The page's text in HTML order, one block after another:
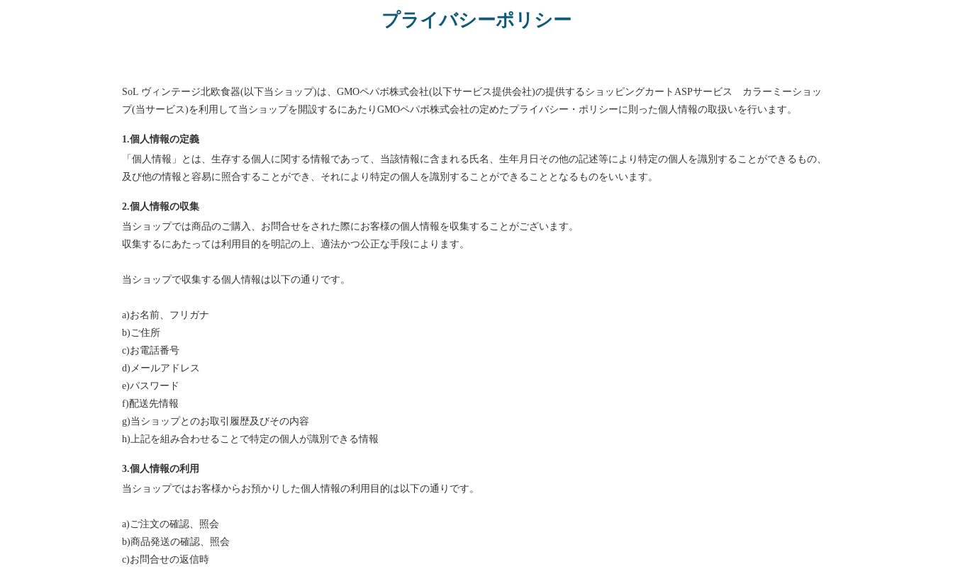
プライバシーポリシー
SoL ヴィンテージ北欧食器(以下当ショップ)は、 GMOペパボ株式会社(以下サービス提供会社)の提供するショッピングカートASPサービス カラーミーショッ
プ(当サービス)を利用して当ショップを開設するにあたりGMOペパボ株式会社の定めた プライバシー・ポリシーに則った個人情報の取扱いを行います。
1.個人情報の定義
「個人情報」とは、生存する個人に関する情報であって、当該情報に含まれる氏名、生年月日その他の記述等により特定の個人を識別することができるもの、
及び他の情報と容易に照合することができ、それにより特定の個人を識別することができることとなるものをいいます。
2.個人情報の収集
当ショップでは商品のご購入、お問合せをされた際にお客様の個人情報を収集することがございます。
収集するにあたっては利用目的を明記の上、適法かつ公正な手段によります。
当ショップで収集する個人情報は以下の通りです。
a)お名前、フリガナ
b)ご住所
c)お電話番号
d)メールアドレス
e)パスワード
f)配送先情報
g)当ショップとのお取引履歴及びその内容
h)上記を組み合わせることで特定の個人が識別できる情報
3.個人情報の利用
当ショップではお客様からお預かりした個人情報の利用目的は以下の通りです。
a)ご注文の確認、照会
b)商品発送の確認、照会
c)お問合せの返信時